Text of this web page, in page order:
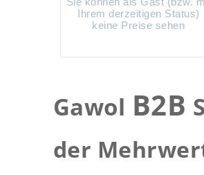
Ihrem derzeitigen Status)
keine Preise sehen
Gawol B2B
der